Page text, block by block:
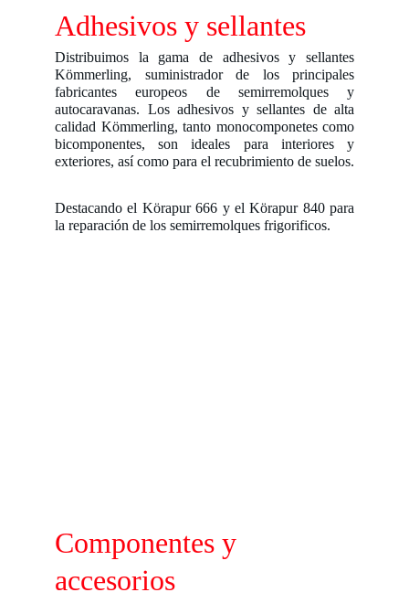
Adhesivos y sellantes
Distribuimos la gama de adhesivos y sellantes
Kömmerling, suministrador de los principales
fabricantes europeos de semirremolques y
autocaravanas. Los adhesivos y sellantes de alta
calidad Kömmerling, tanto monocomponetes como
bicomponentes, son ideales para interiores y
exteriores, así como para el recubrimiento de suelos.
Destacando el Körapur 666 y el Körapur 840 para
la reparación de los semirremolques frigorificos.
Componentes y
accesorios